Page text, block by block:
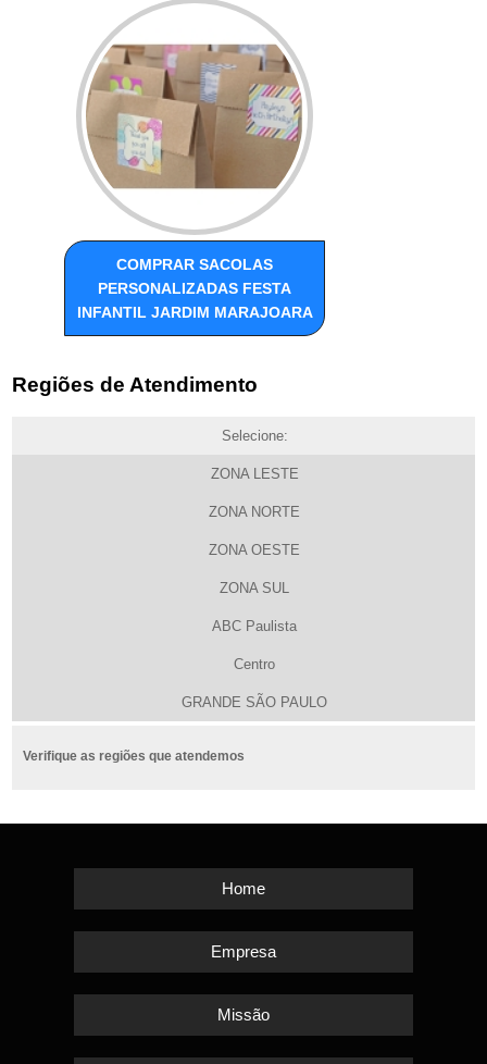
COMPRAR SACOLAS
PERSONALIZADAS FESTA
INFANTIL JARDIM MARAJOARA
Regiões de Atendimento
Selecione:
ZONA LESTE
ZONA NORTE
ZONA OESTE
ZONA SUL
ABC Paulista
Centro
GRANDE SÃO PAULO
Verifique as regiões que atendemos
Home
Empresa
Missão